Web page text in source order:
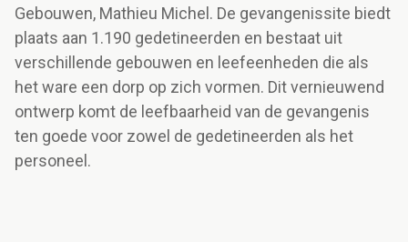
Gebouwen, Mathieu Michel. De gevangenissite biedt
plaats aan 1.190 gedetineerden en bestaat uit
verschillende gebouwen en leefeenheden die als
het ware een dorp op zich vormen. Dit vernieuwend
ontwerp komt de leefbaarheid van de gevangenis
ten goede voor zowel de gedetineerden als het
personeel.